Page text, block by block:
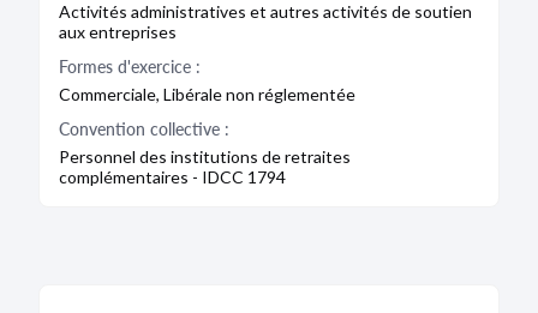
Activités administratives et autres activités de soutien
aux entreprises
Formes d'exercice :
Commerciale, Libérale non réglementée
Convention collective :
Personnel des institutions de retraites
complémentaires - IDCC 1794